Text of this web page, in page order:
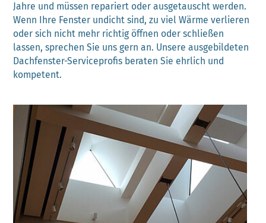
Jahre und müssen repariert oder ausgetauscht werden.
Wenn Ihre Fenster undicht sind, zu viel Wärme verlieren
oder sich nicht mehr richtig öffnen oder schließen
lassen, sprechen Sie uns gern an. Unsere ausgebildeten
Dachfenster-Serviceprofis beraten Sie ehrlich und
kompetent.